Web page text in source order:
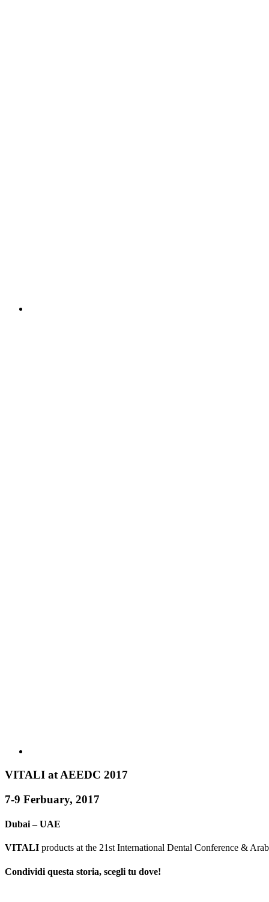
VITALI at AEEDC 2017
7-9 Ferbuary, 2017
Dubai – UAE
VITALI products at the 21st International Dental Conference &
Condividi questa storia, scegli tu dove!